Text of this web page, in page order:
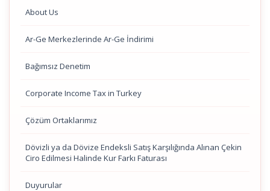
About Us
Ar-Ge Merkezlerinde Ar-Ge İndirimi
Bağımsız Denetim
Corporate Income Tax in Turkey
Çözüm Ortaklarımız
Dövizli ya da Dövize Endeksli Satış Karşılığında Alınan Çekin
Ciro Edilmesi Halinde Kur Farkı Faturası
Duyurular